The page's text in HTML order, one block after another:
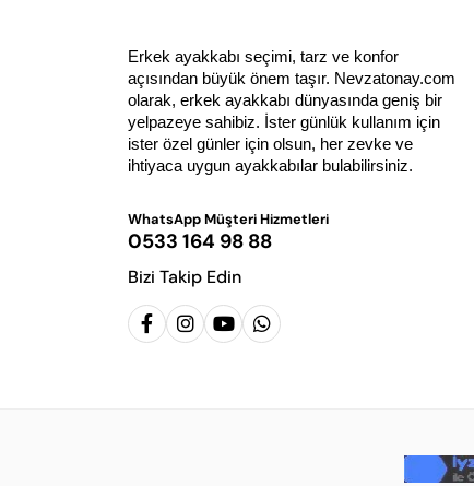
Erkek ayakkabı seçimi, tarz ve konfor
açısından büyük önem taşır. Nevzatonay.com
olarak, erkek ayakkabı dünyasında geniş bir
yelpazeye sahibiz. İster günlük kullanım için
ister özel günler için olsun, her zevke ve
ihtiyaca uygun ayakkabılar bulabilirsiniz.
WhatsApp Müşteri Hizmetleri
0533 164 98 88
Bizi Takip Edin